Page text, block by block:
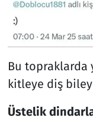
Bu topraklarda
kitleye diş
Üstelik